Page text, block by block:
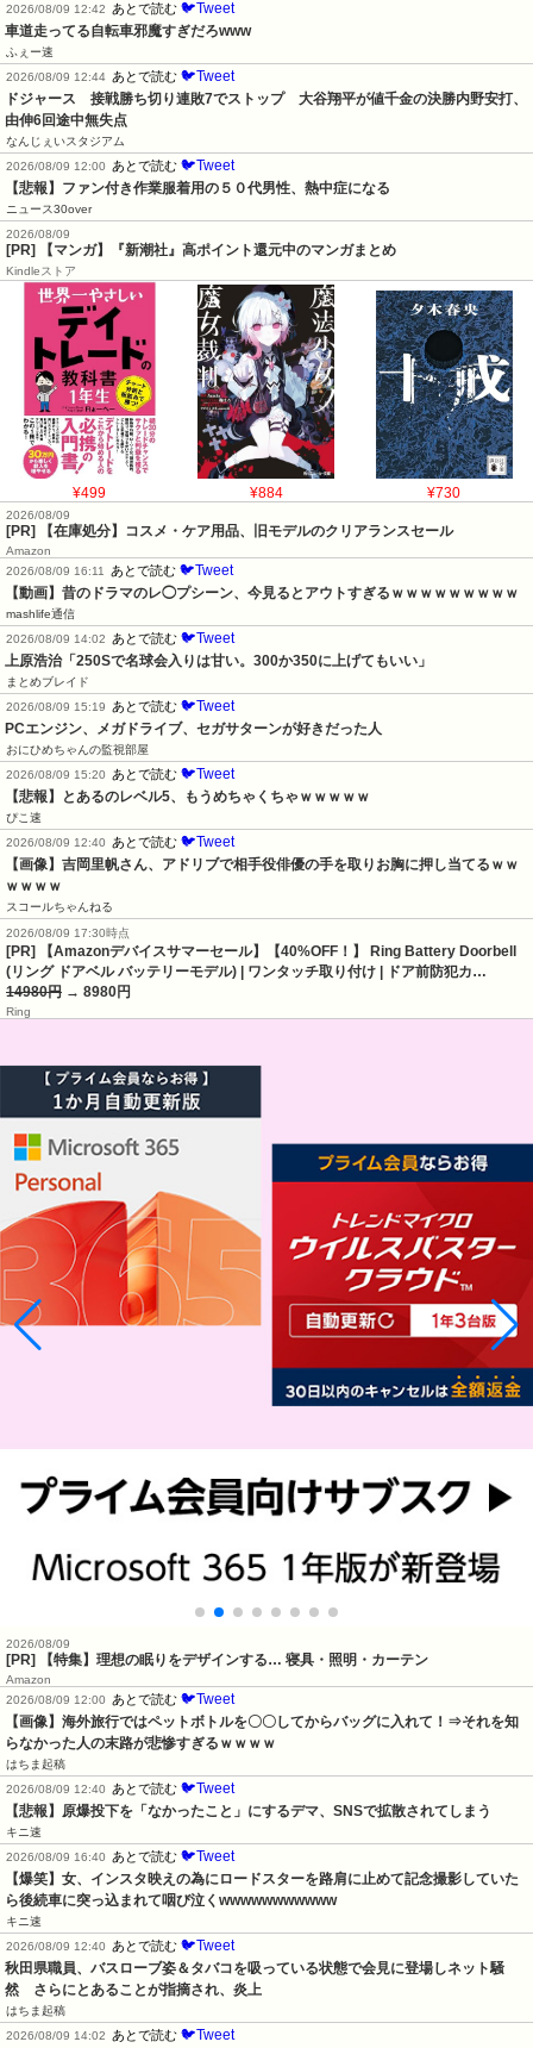
2026/08/09 12:42 あとで読む 🐦Tweet
車道走ってる自転車邪魔すぎだろwww
ふぇー速
2026/08/09 12:44 あとで読む 🐦Tweet
ドジャース　接戦勝ち切り連敗7でストップ　大谷翔平が値千金の決勝内野安打、
由伸6回途中無失点
なんじぇいスタジアム
2026/08/09 12:00
あとで読む 🐦Tweet
【悲報】ファン付き作業服着用の５０代男性、熱中症になる
ニュース30over
2026/08/09
[PR] 【マンガ】『新潮社』高ポイント還元中のマンガまとめ
Kindleストア
¥499 ¥884 ¥730
2026/08/09
[PR] 【在庫処分】コスメ・ケア用品、旧モデルのクリアランスセール
Amazon
2026/08/09 16:11
あとで読む 🐦Tweet
【動画】昔のドラマのレ◯プシーン、今見るとアウトすぎるｗｗｗｗｗｗｗｗｗ
mashlife通信
2026/08/09 14:02
あとで読む 🐦Tweet
上原浩治「250Sで名球会入りは甘い。300か350に上げてもいい」
まとめブレイド
2026/08/09 15:19
あとで読む 🐦Tweet
PCエンジン、メガドライブ、セガサターンが好きだった人
おにひめちゃんの監視部屋
2026/08/09 15:20
あとで読む 🐦Tweet
【悲報】とあるのレベル5、もうめちゃくちゃｗｗｗｗｗ
ぴこ速
2026/08/09 12:40
あとで読む 🐦Tweet
【画像】吉岡里帆さん、アドリブで相手役俳優の手を取りお胸に押し当てるｗｗ
ｗｗｗｗ
スコールちゃんねる
2026/08/09 17:30時点
[PR] 【Amazonデバイスサマーセール】【40%OFF！】 Ring Battery Doorbell
(リング ドアベル バッテリーモデル) | ワンタッチ取り付け | ドア前防犯カ…
14980円 → 8980円
Ring
2026/08/09
[PR] 【特集】理想の眠りをデザインする… 寝具・照明・カーテン
Amazon
2026/08/09 12:00
あとで読む 🐦Tweet
【画像】海外旅行ではペットボトルを〇〇してからバッグに入れて！⇒それを知
らなかった人の末路が悲惨すぎるｗｗｗｗ
はちま起稿
2026/08/09 12:40
あとで読む 🐦Tweet
【悲報】原爆投下を「なかったこと」にするデマ、SNSで拡散されてしまう
キニ速
2026/08/09 16:40
あとで読む 🐦Tweet
【爆笑】女、インスタ映えの為にロードスターを路肩に止めて記念撮影していた
ら後続車に突っ込まれて咽び泣くwwwwwwwwwww
キニ速
2026/08/09 12:40
あとで読む 🐦Tweet
秋田県職員、バスローブ姿＆タバコを吸っている状態で会見に登場しネット騒
然　さらにとあることが指摘され、炎上
はちま起稿
2026/08/09 14:02
あとで読む 🐦Tweet